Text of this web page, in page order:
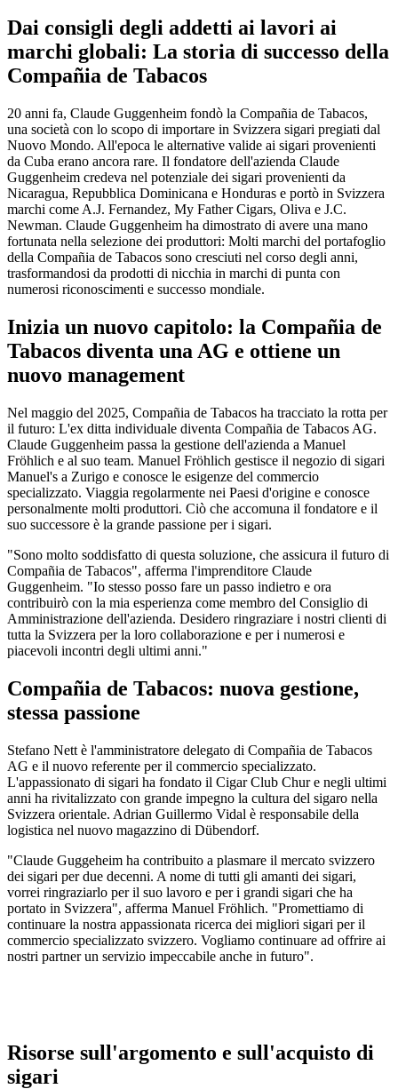
Dai consigli degli addetti ai lavori ai
marchi globali: La storia di successo della
Compañia de Tabacos
20 anni fa, Claude Guggenheim fondò la Compañia de Tabacos,
una società con lo scopo di importare in Svizzera sigari pregiati dal
Nuovo Mondo. All'epoca le alternative valide ai sigari provenienti
da Cuba erano ancora rare. Il fondatore dell'azienda Claude
Guggenheim credeva nel potenziale dei sigari provenienti da
Nicaragua, Repubblica Dominicana e Honduras e portò in Svizzera
marchi come A.J. Fernandez, My Father Cigars, Oliva e J.C.
Newman. Claude Guggenheim ha dimostrato di avere una mano
fortunata nella selezione dei produttori: Molti marchi del portafoglio
della Compañia de Tabacos sono cresciuti nel corso degli anni,
trasformandosi da prodotti di nicchia in marchi di punta con
numerosi riconoscimenti e successo mondiale.
Inizia un nuovo capitolo: la Compañia de
Tabacos diventa una AG e ottiene un
nuovo management
Nel maggio del 2025, Compañia de Tabacos ha tracciato la rotta per
il futuro: L'ex ditta individuale diventa Compañia de Tabacos AG.
Claude Guggenheim passa la gestione dell'azienda a Manuel
Fröhlich e al suo team. Manuel Fröhlich gestisce il negozio di sigari
Manuel's a Zurigo e conosce le esigenze del commercio
specializzato. Viaggia regolarmente nei Paesi d'origine e conosce
personalmente molti produttori. Ciò che accomuna il fondatore e il
suo successore è la grande passione per i sigari.
"Sono molto soddisfatto di questa soluzione, che assicura il futuro di
Compañia de Tabacos", afferma l'imprenditore Claude
Guggenheim. "Io stesso posso fare un passo indietro e ora
contribuirò con la mia esperienza come membro del Consiglio di
Amministrazione dell'azienda. Desidero ringraziare i nostri clienti di
tutta la Svizzera per la loro collaborazione e per i numerosi e
piacevoli incontri degli ultimi anni."
Compañia de Tabacos: nuova gestione,
stessa passione
Stefano Nett è l'amministratore delegato di Compañia de Tabacos
AG e il nuovo referente per il commercio specializzato.
L'appassionato di sigari ha fondato il Cigar Club Chur e negli ultimi
anni ha rivitalizzato con grande impegno la cultura del sigaro nella
Svizzera orientale. Adrian Guillermo Vidal è responsabile della
logistica nel nuovo magazzino di Dübendorf.
"Claude Guggeheim ha contribuito a plasmare il mercato svizzero
dei sigari per due decenni. A nome di tutti gli amanti dei sigari,
vorrei ringraziarlo per il suo lavoro e per i grandi sigari che ha
portato in Svizzera", afferma Manuel Fröhlich. "Promettiamo di
continuare la nostra appassionata ricerca dei migliori sigari per il
commercio specializzato svizzero. Vogliamo continuare ad offrire ai
nostri partner un servizio impeccabile anche in futuro".
Risorse sull'argomento e sull'acquisto di
sigari